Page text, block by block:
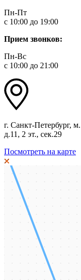
Пн-Пт
с 10:00 до 19:00
Прием звонков:
Пн-Вс
с 10:00 до 21:00
г. Санкт-Петербург,
д.11, 2 эт., сек.29
Посмотреть на карте